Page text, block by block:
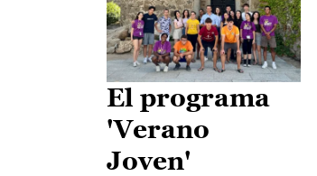
El programa
'Verano
Joven'